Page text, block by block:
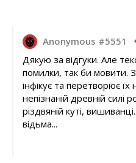
Anonymous #5551
Дякую за відгуки. Але
помилки, так би мовити.
інфікує та перетворює їх
непізнаній древній силі
різдвяній куті,
відьма...